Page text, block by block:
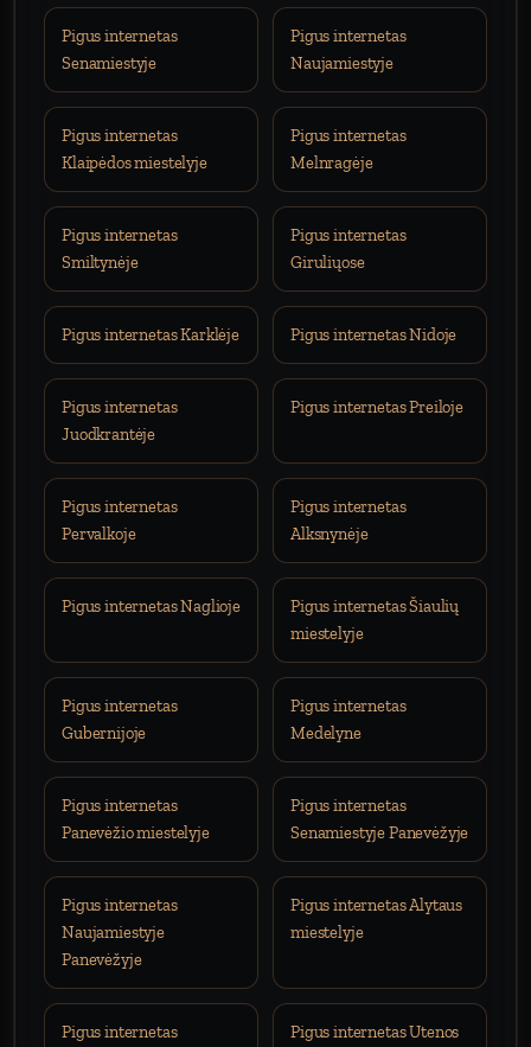
Pigus internetas
Senamiestyje
Pigus internetas
Naujamiestyje
Pigus internetas
Klaipėdos miestelyje
Pigus internetas
Melnragėje
Pigus internetas
Smiltynėje
Pigus internetas
Giruliųose
Pigus internetas Karklėje Pigus internetas Nidoje
Pigus internetas
Juodkrantėje
Pigus internetas Preiloje
Pigus internetas
Pervalkoje
Pigus internetas
Alksnynėje
Pigus internetas Naglioje
Pigus internetas Šiaulių
miestelyje
Pigus internetas
Gubernijoje
Pigus internetas
Medelyne
Pigus internetas
Panevėžio miestelyje
Pigus internetas
Senamiestyje Panevėžyje
Pigus internetas
Naujamiestyje
Panevėžyje
Pigus internetas Alytaus
miestelyje
Pigus internetas
Pigus internetas Utenos